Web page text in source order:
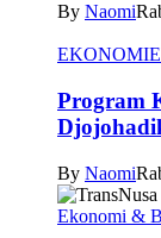
By Naomi
EKONOMI
Program
By Naomi
Ekonomi &